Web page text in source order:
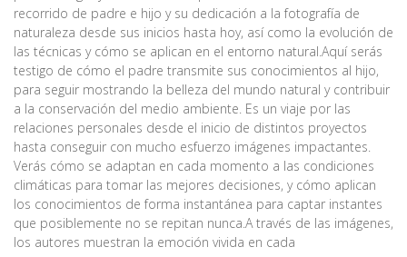
recorrido de padre e hijo y su dedicación a la fotografía de
naturaleza desde sus inicios hasta hoy, así como la evolución de
las técnicas y cómo se aplican en el entorno natural.Aquí serás
testigo de cómo el padre transmite sus conocimientos al hijo,
para seguir mostrando la belleza del mundo natural y contribuir
a la conservación del medio ambiente. Es un viaje por las
relaciones personales desde el inicio de distintos proyectos
hasta conseguir con mucho esfuerzo imágenes impactantes.
Verás cómo se adaptan en cada momento a las condiciones
climáticas para tomar las mejores decisiones, y cómo aplican
los conocimientos de forma instantánea para captar instantes
que posiblemente no se repitan nunca.A través de las imágenes,
los autores muestran la emoción vivida en cada